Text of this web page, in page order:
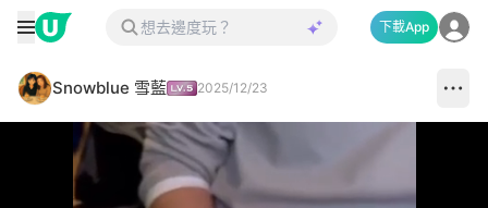
下載App
Snowblue 雪藍 2025/12/23